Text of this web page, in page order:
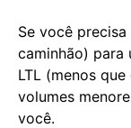
Se você
caminhão) para
LTL (menos
volumes
você.